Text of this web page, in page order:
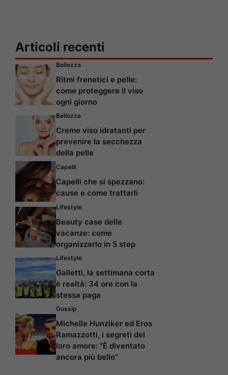
Articoli recenti
Bellezza
Ritmi frenetici e pelle:
come proteggere il viso
ogni giorno
Bellezza
Creme viso idratanti per
prevenire la secchezza
della pelle
Capelli
Capelli che si spezzano:
cause e come trattarli
Lifestyle
Beauty case delle
vacanze: come
organizzarlo in 5 step
Lifestyle
Galletti, la settimana corta
è realtà: 34 ore con la
stessa paga
Gossip
Michelle Hunziker ed Eros
Ramazzotti, i segreti del
loro amore: “È diventato
ancora più bello”